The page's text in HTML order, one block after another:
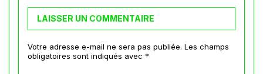
LAISSER UN COMMENTAIRE
Votre adresse e-mail ne sera pas publiée. Les champs
obligatoires sont indiqués avec *